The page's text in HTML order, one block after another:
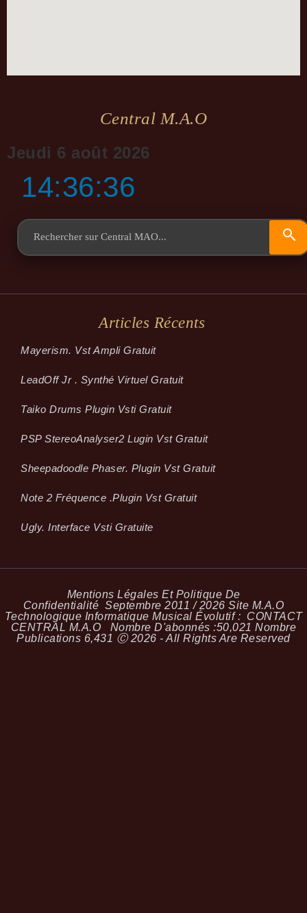
Central M.a.o
Jeudi 6 août 2026
14:36:36
Articles Récents
Mayerism. Vst Ampli Gratuit
LeadOff Jr . Synthé Virtuel Gratuit
Taiko Drums Plugin Vsti Gratuit
PSP StereoAnalyser2 Lugin Vst Gratuit
Sheepadoodle Phaser. Plugin Vst Gratuit
Note 2 Fréquence .plugin Vst Gratuit
Ugly. Interface Vsti Gratuite
Mentions Légales Et Politique De
Confidentialité Septembre 2011 / 2026 Site M.A.O
Technologique Informatique Musical Évolutif : CONTACT
CENTRAL M.A.O Nombre D'abonnés :50,021 Nombre
Publications 6,431 Ⓒ 2026 - All Rights Are Reserved